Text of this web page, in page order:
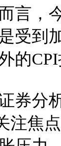
，今
受到
的
分析
注焦